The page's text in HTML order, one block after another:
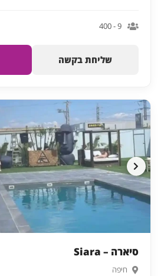
9 - 400
שליחת בקשה
סיארה – Siara
חיפה